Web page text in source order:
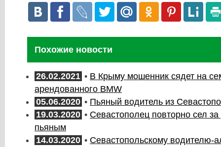
Похожие новости
26.02.2021 • В Крыму мошенник сядет на
арендованного BMW
05.06.2020 • Пьяный водитель из
19.03.2020 • Севастополец повторно сел
пьяным
14.03.2020 • Севастопольскому водителю-